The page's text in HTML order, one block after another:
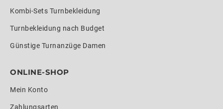
Kombi-Sets Turnbekleidung
Turnbekleidung nach Budget
Günstige Turnanzüge Damen
ONLINE-SHOP
Mein Konto
Zahlungsarten